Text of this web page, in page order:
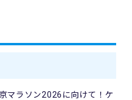
マラソン2026に向けて！ケ